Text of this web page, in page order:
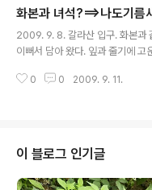
화본과 녀석?==>나도기름
2009. 9. 8. 갈라산 입구. 화본과
이뻐서 담아 왔다. 잎과 줄기에 고
부터 시키고 이름은 이따가 찾아
0 0 2009. 9. 11.
이 블로그 인기글